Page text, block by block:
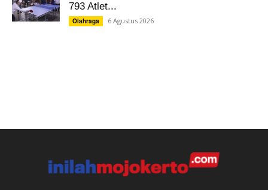
793 Atlet...
Olahraga 6 Agustus 2026